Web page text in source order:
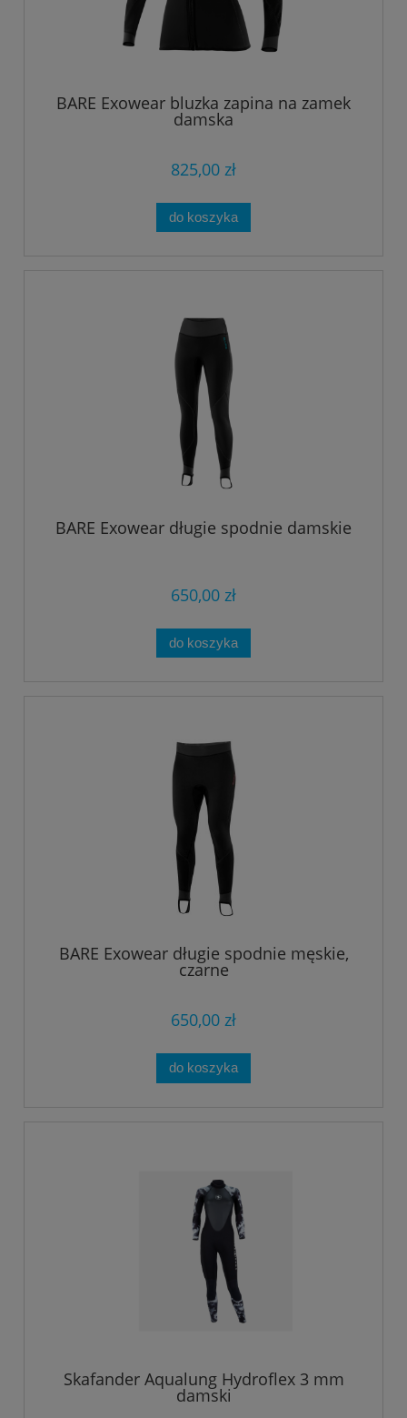
BARE Exowear bluzka zapina na zamek
damska
825,00 zł
do koszyka
BARE Exowear długie spodnie damskie
650,00 zł
do koszyka
BARE Exowear długie spodnie męskie,
czarne
650,00 zł
do koszyka
Skafander Aqualung Hydroflex 3 mm
damski